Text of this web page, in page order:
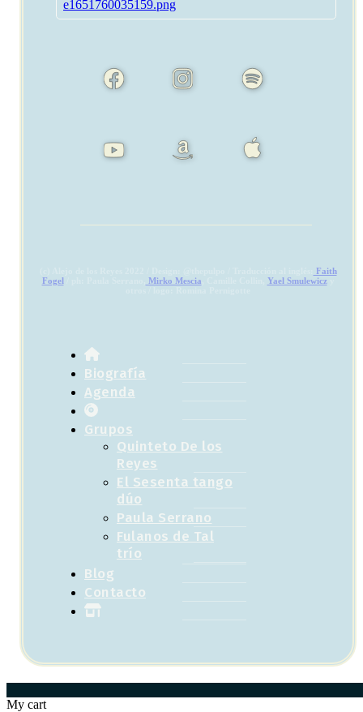
Faith
Fogel
Mirko Mescia Yael Smulewiczy
Biografía
Agenda
Grupos
Quinteto De los
Reyes
El Sesenta tango
dúo
Paula Serrano
Fulanos de Tal
trío
Blog
Contacto
My cart